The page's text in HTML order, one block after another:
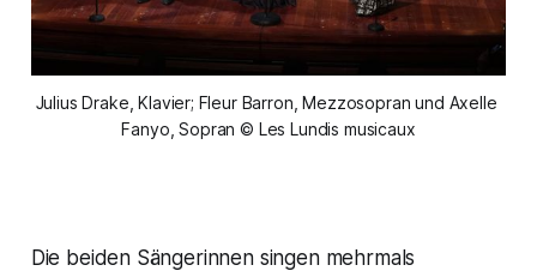
Julius Drake, Klavier; Fleur Barron, Mezzosopran und Axelle
Fanyo, Sopran © Les Lundis musicaux
Die beiden Sängerinnen singen mehrmals